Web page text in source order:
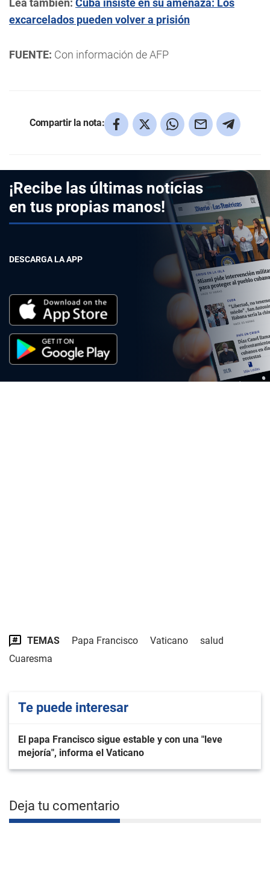
Lea también: Cuba insiste en su amenaza: Los
excarcelados pueden volver a prisión
FUENTE: Con información de AFP
Compartir la nota:
¡Recibe las últimas noticias
en tus propias manos!
DESCARGA LA APP
TEMAS Papa Francisco Vaticano
salud
Cuaresma
Te puede interesar
El papa Francisco sigue estable y con una "leve
mejoría", informa el Vaticano
Deja tu comentario